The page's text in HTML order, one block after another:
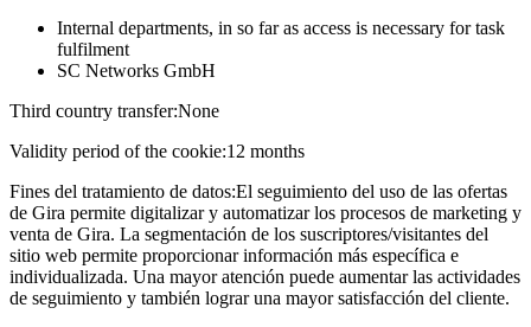
Internal departments, in so far as access is necessary for task
fulfilment
SC Networks GmbH
Third country transfer:None
Validity period of the cookie:12 months
Fines del tratamiento de datos:El seguimiento del uso de las ofertas
de Gira permite digitalizar y automatizar los procesos de marketing y
venta de Gira. La segmentación de los suscriptores/visitantes del
sitio web permite proporcionar información más específica e
individualizada. Una mayor atención puede aumentar las actividades
de seguimiento y también lograr una mayor satisfacción del cliente.